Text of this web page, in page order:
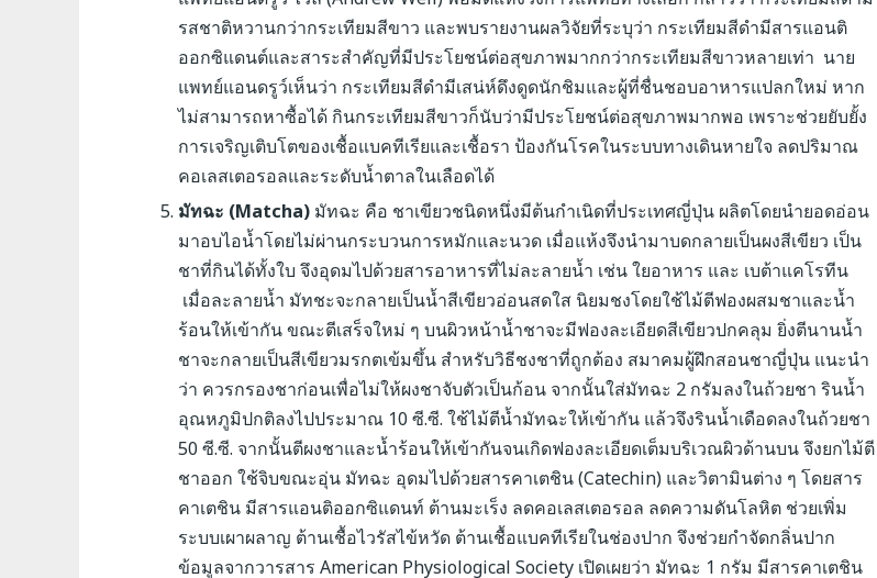
รสชาติหวานกว่ากระเทียมสีขาว และพบรายงานผลวิจัยที่ระบุว่า กระเทียมสีดำมีสารแอนติ
ออกซิแดนต์และสาระสำคัญที่มีประโยชน์ต่อสุขภาพมากกว่ากระเทียมสีขาวหลายเท่า นาย
แพทย์แอนดรูว์เห็นว่า กระเทียมสีดำมีเสน่ห์ดึงดูดนักชิมและผู้ที่ชื่นชอบอาหารแปลกใหม่ หาก
ไม่สามารถหาซื้อได้ กินกระเทียมสีขาวก็นับว่ามีประโยชน์ต่อสุขภาพมากพอ เพราะช่วยยับยั้ง
การเจริญเติบโตของเชื้อแบคทีเรียและเชื้อรา ป้องกันโรคในระบบทางเดินหายใจ ลดปริมาณ
คอเลสเตอรอลและระดับน้ำตาลในเลือดได้
มัทฉะ (Matcha) มัทฉะ คือ ชาเขียวชนิดหนึ่งมีต้นกำเนิดที่ประเทศญี่ปุ่น ผลิตโดยนำยอดอ่อน
มาอบไอน้ำโดยไม่ผ่านกระบวนการหมักและนวด เมื่อแห้งจึงนำมาบดกลายเป็นผงสีเขียว เป็น
ชาที่กินได้ทั้งใบ จึงอุดมไปด้วยสารอาหารที่ไม่ละลายน้ำ เช่น ใยอาหาร และ เบต้าแคโรทีน
เมื่อละลายน้ำ มัทชะจะกลายเป็นน้ำสีเขียวอ่อนสดใส นิยมชงโดยใช้ไม้ตีฟองผสมชาและน้ำ
ร้อนให้เข้ากัน ขณะตีเสร็จใหม่ ๆ บนผิวหน้าน้ำชาจะมีฟองละเอียดสีเขียวปกคลุม ยิ่งตีนานน้ำ
ชาจะกลายเป็นสีเขียวมรกตเข้มขึ้น สำหรับวิธีชงชาที่ถูกต้อง สมาคมผู้ฝึกสอนชาญี่ปุ่น แนะนำ
ว่า ควรกรองชาก่อนเพื่อไม่ให้ผงชาจับตัวเป็นก้อน จากนั้นใส่มัทฉะ 2 กรัมลงในถ้วยชา รินน้ำ
อุณหภูมิปกติลงไปประมาณ 10 ซี.ซี. ใช้ไม้ตีน้ำมัทฉะให้เข้ากัน แล้วจึงรินน้ำเดือดลงในถ้วยชา
50 ซี.ซี. จากนั้นตีผงชาและน้ำร้อนให้เข้ากันจนเกิดฟองละเอียดเต็มบริเวณผิวด้านบน จึงยกไม้ตี
ชาออก ใช้จิบขณะอุ่น มัทฉะ อุดมไปด้วยสารคาเตชิน (Catechin) และวิตามินต่าง ๆ โดยสาร
คาเตชิน มีสารแอนติออกซิแดนท์ ต้านมะเร็ง ลดคอเลสเตอรอล ลดความดันโลหิต ช่วยเพิ่ม
ระบบเผาผลาญ ต้านเชื้อไวรัสไข้หวัด ต้านเชื้อแบคทีเรียในช่องปาก จึงช่วยกำจัดกลิ่นปาก
ข้อมูลจากวารสาร American Physiological Society เปิดเผยว่า มัทฉะ 1 กรัม มีสารคาเตชิน